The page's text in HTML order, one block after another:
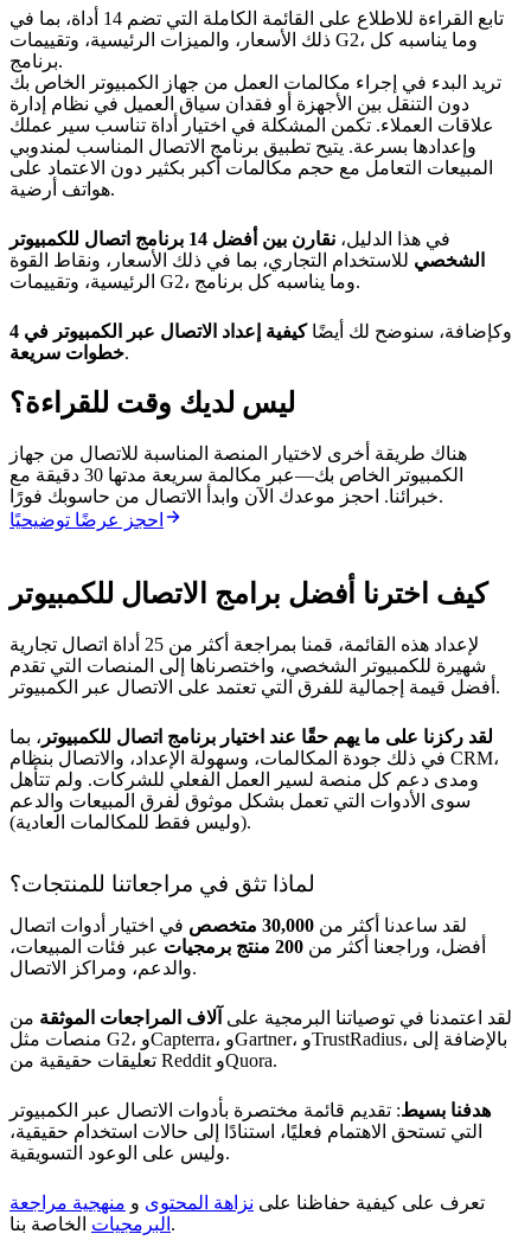
تابع القراءة للاطلاع على القائمة الكاملة التي تضم 14 أداة، بما في
ذلك الأسعار، والميزات الرئيسية، وتقييمات G2، وما يناسبه كل
برنامج.
تريد البدء في إجراء مكالمات العمل من جهاز الكمبيوتر الخاص بك
دون التنقل بين الأجهزة أو فقدان سياق العميل في نظام إدارة
علاقات العملاء. تكمن المشكلة في اختيار أداة تناسب سير عملك
وإعدادها بسرعة. يتيح تطبيق برنامج الاتصال المناسب لمندوبي
المبيعات التعامل مع حجم مكالمات أكبر بكثير دون الاعتماد على
هواتف أرضية.
في هذا الدليل،
نقارن بين أفضل 14 برنامج اتصال للكمبيوتر
الشخصي للاستخدام التجاري، بما في ذلك الأسعار، ونقاط القوة
الرئيسية، وتقييمات G2، وما يناسبه كل برنامج.
وكإضافة، سنوضح لك أيضًا
كيفية إعداد الاتصال عبر الكمبيوتر في 4
خطوات سريعة.
ليس لديك وقت للقراءة؟
هناك طريقة أخرى لاختيار المنصة المناسبة للاتصال من جهاز
الكمبيوتر الخاص بك—عبر مكالمة سريعة مدتها 30 دقيقة مع
خبرائنا. احجز موعدك الآن وابدأ الاتصال من حاسوبك فورًا.
احجز عرضًا توضيحيًا
كيف اخترنا أفضل برامج الاتصال للكمبيوتر
لإعداد هذه القائمة، قمنا بمراجعة أكثر من 25 أداة اتصال تجارية
شهيرة للكمبيوتر الشخصي، واختصرناها إلى المنصات التي تقدم
أفضل قيمة إجمالية للفرق التي تعتمد على الاتصال عبر الكمبيوتر.
لقد ركزنا على ما يهم حقًا عند اختيار برنامج اتصال للكمبيوتر ، بما
في ذلك جودة المكالمات، وسهولة الإعداد، والاتصال بنظام CRM،
ومدى دعم كل منصة لسير العمل الفعلي للشركات. ولم تتأهل
سوى الأدوات التي تعمل بشكل موثوق لفرق المبيعات والدعم
(وليس فقط للمكالمات العادية).
لماذا تثق في مراجعاتنا للمنتجات؟
لقد ساعدنا أكثر من 30,000 متخصص
في اختيار أدوات اتصال
أفضل، وراجعنا أكثر من 200 منتج برمجيات
عبر فئات المبيعات،
والدعم، ومراكز الاتصال.
لقد اعتمدنا في توصياتنا البرمجية على آلاف المراجعات الموثقة من
منصات مثل G2، وCapterra، وGartner، وTrustRadius، بالإضافة إلى
تعليقات حقيقية من Reddit وQuora.
هدفنا بسيط: تقديم قائمة مختصرة بأدوات الاتصال عبر الكمبيوتر
التي تستحق الاهتمام فعليًا، استنادًا إلى حالات استخدام حقيقية،
وليس على الوعود التسويقية.
تعرف على كيفية حفاظنا على نزاهة المحتوى و منهجية مراجعة
البرمجيات الخاصة بنا.